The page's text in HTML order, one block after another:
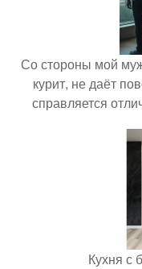
Со стороны мой
курит, не даёт
справляется
Кухня с